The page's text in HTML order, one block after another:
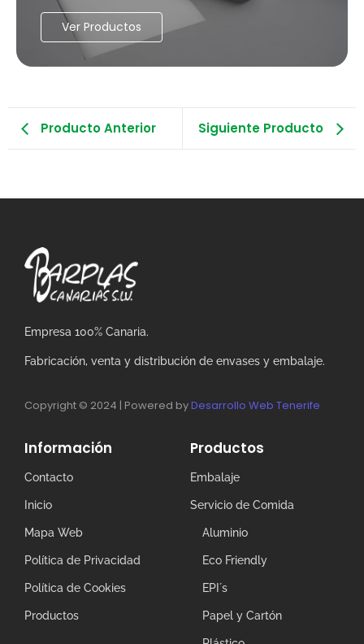
Ver Productos
Producto Anterior Siguiente Producto
Empresa 100% Canaria.
Fabricación, venta y distribución de envases y embalaje.
Copyright © 2024 | Powered byDesarrollo Web Tenerife
Información
Contacto
Inicio
Mapa Web
Política de Privacidad
Política de Cookies
Productos
Productos
Embalaje
Servicio de Comida
Aluminio
Eco Friendly
EPI´s
Papel y Cartón